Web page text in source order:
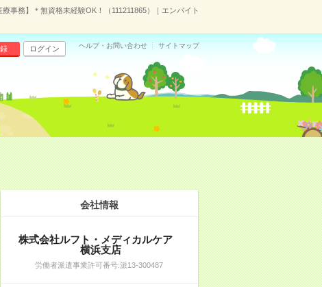
療事務】＊無資格未経験OK！（111211865）｜エンバイト
ログイン ヘルプ・お問い合わせ サイトマップ
会社情報
株式会社ルフト・メディカルケア
横浜支店
労働者派遣事業許可番号:派13-300487